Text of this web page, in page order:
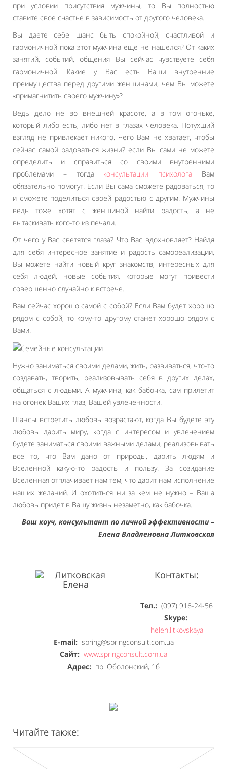
при условии присутствия мужчины, то Вы полностью
ставите свое счастье в зависимость от другого человека.
Вы даете себе шанс быть спокойной, счастливой и
гармоничной пока этот мужчина еще не нашелся? От каких
занятий, событий, общения Вы сейчас чувствуете себя
гармоничной. Какие у Вас есть Ваши внутренние
преимущества перед другими женщинами, чем Вы можете
«примагнитить своего мужчину»?
Ведь дело не во внешней красоте, а в том огоньке,
который либо есть, либо нет в глазах человека. Потухший
взгляд не привлекает никого. Чего Вам не хватает, чтобы
сейчас самой радоваться жизни? если Вы сами не можете
определить и справиться со своими внутренними
проблемами – тогда консультации психолога Вам
обязательно помогут. Если Вы сама сможете радоваться, то
и сможете поделиться своей радостью с другим. Мужчины
ведь тоже хотят с женщиной найти радость, а не
вытаскивать кого-то из печали.
От чего у Вас светятся глаза? Что Вас вдохновляет? Найдя
для себя интересное занятие и радость самореализации,
Вы можете найти новый круг знакомств, интересных для
себя людей, новые события, которые могут привести
совершенно случайно к встрече.
Вам сейчас хорошо самой с собой? Если Вам будет хорошо
рядом с собой, то кому-то другому станет хорошо рядом с
Вами.
Нужно заниматься своими делами, жить, развиваться, что-то
создавать, творить, реализовывать себя в других делах,
общаться с людьми. А мужчина, как бабочка, сам прилетит
на огонек Ваших глаз, Вашей увлеченности.
Шансы встретить любовь возрастают, когда Вы будете эту
любовь дарить миру, когда с интересом и увлечением
будете заниматься своими важными делами, реализовывать
все то, что Вам дано от природы, дарить людям и
Вселенной какую-то радость и пользу. За созидание
Вселенная отплачивает нам тем, что дарит нам исполнение
наших желаний. И охотиться ни за кем не нужно – Ваша
любовь придет в Вашу жизнь незаметно, как бабочка.
Ваш коуч, консультант по личной эффективности –
Елена Владленовна Литковская
Контакты:
Тел.: (097) 916-24-56
Skype:
helen.litkovskaya
E-mail:spring@springconsult.com.ua
Сайт: www.springconsult.com.ua
Адрес: пр. Оболонский, 1б
Читайте также: